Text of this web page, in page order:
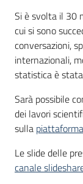
Si è svolta il 30
cui si sono
conversazioni,
internazionali,
statistica è
Sarà possibile
dei lavori
sulla
Le slide delle
canale